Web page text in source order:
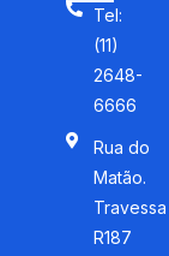
Tel:
(11)
2648-
6666
Rua do
Matão.
Travessa
R187